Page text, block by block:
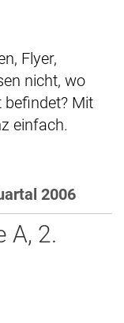
Flyer,
nicht, wo
Mit
einfach.
2006
A, 2.